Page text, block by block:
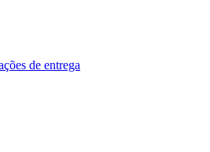
de entrega